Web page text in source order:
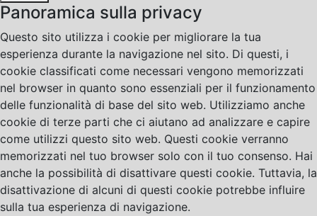
Panoramica sulla privacy
Questo sito utilizza i cookie per migliorare la tua
esperienza durante la navigazione nel sito. Di questi, i
cookie classificati come necessari vengono memorizzati
nel browser in quanto sono essenziali per il funzionamento
delle funzionalità di base del sito web. Utilizziamo anche
cookie di terze parti che ci aiutano ad analizzare e capire
come utilizzi questo sito web. Questi cookie verranno
memorizzati nel tuo browser solo con il tuo consenso. Hai
anche la possibilità di disattivare questi cookie. Tuttavia, la
disattivazione di alcuni di questi cookie potrebbe influire
sulla tua esperienza di navigazione.